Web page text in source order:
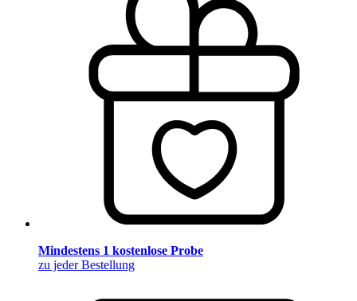
Mindestens 1 kostenlose Probe
zu jeder Bestellung